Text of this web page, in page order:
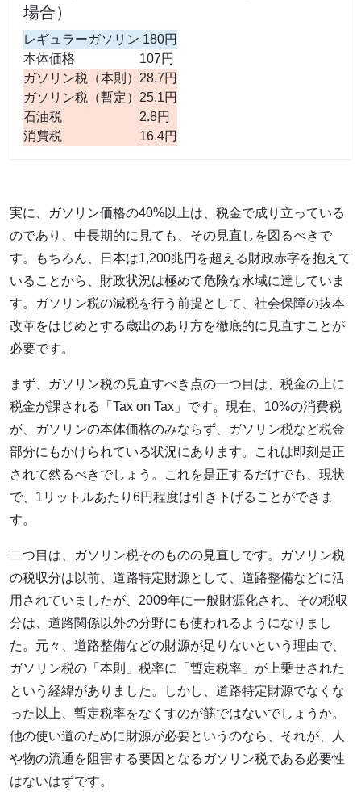
場合）
レギュラーガソリン 180円
本体価格
107円
ガソリン税（本則） 28.7円
ガソリン税（暫定） 25.1円
石油税
2.8円
消費税
16.4円
実に、ガソリン価格の40%以上は、税金で成り立っている
のであり、中長期的に見ても、その見直しを図るべきで
す。もちろん、日本は1,200兆円を超える財政赤字を抱えて
いることから、財政状況は極めて危険な水域に達していま
す。ガソリン税の減税を行う前提として、社会保障の抜本
改革をはじめとする歳出のあり方を徹底的に見直すことが
必要です。
まず、ガソリン税の見直すべき点の一つ目は、税金の上に
税金が課される「Tax on Tax」です。現在、10%の消費税
が、ガソリンの本体価格のみならず、ガソリン税など税金
部分にもかけられている状況にあります。これは即刻是正
されて然るべきでしょう。これを是正するだけでも、現状
で、1リットルあたり6円程度は引き下げることができま
す。
二つ目は、ガソリン税そのものの見直しです。ガソリン税
の税収分は以前、道路特定財源として、道路整備などに活
用されていましたが、2009年に一般財源化され、その税収
分は、道路関係以外の分野にも使われるようになりまし
た。元々、道路整備などの財源が足りないという理由で、
ガソリン税の「本則」税率に「暫定税率」が上乗せされた
という経緯がありました。しかし、道路特定財源でなくな
った以上、暫定税率をなくすのが筋ではないでしょうか。
他の使い道のために財源が必要というのなら、それが、人
や物の流通を阻害する要因となるガソリン税である必要性
はないはずです。